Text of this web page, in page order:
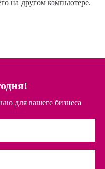
на другом компьютере.
для вашего бизнеса